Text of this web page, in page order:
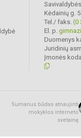
Kėdainių g.
Tel./ faks. (0
El. p.
Duomenys
Juridinių
Įmonės
Sumanus būdas atnaujinti
mokyklos interneto
svetainę